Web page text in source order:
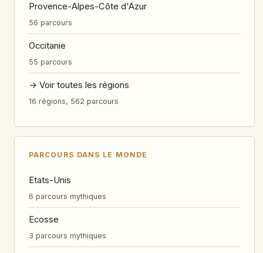
Provence-Alpes-Côte d'Azur
56 parcours
Occitanie
55 parcours
→ Voir toutes les régions
16 régions, 562 parcours
PARCOURS DANS LE MONDE
Etats-Unis
6 parcours mythiques
Ecosse
3 parcours mythiques